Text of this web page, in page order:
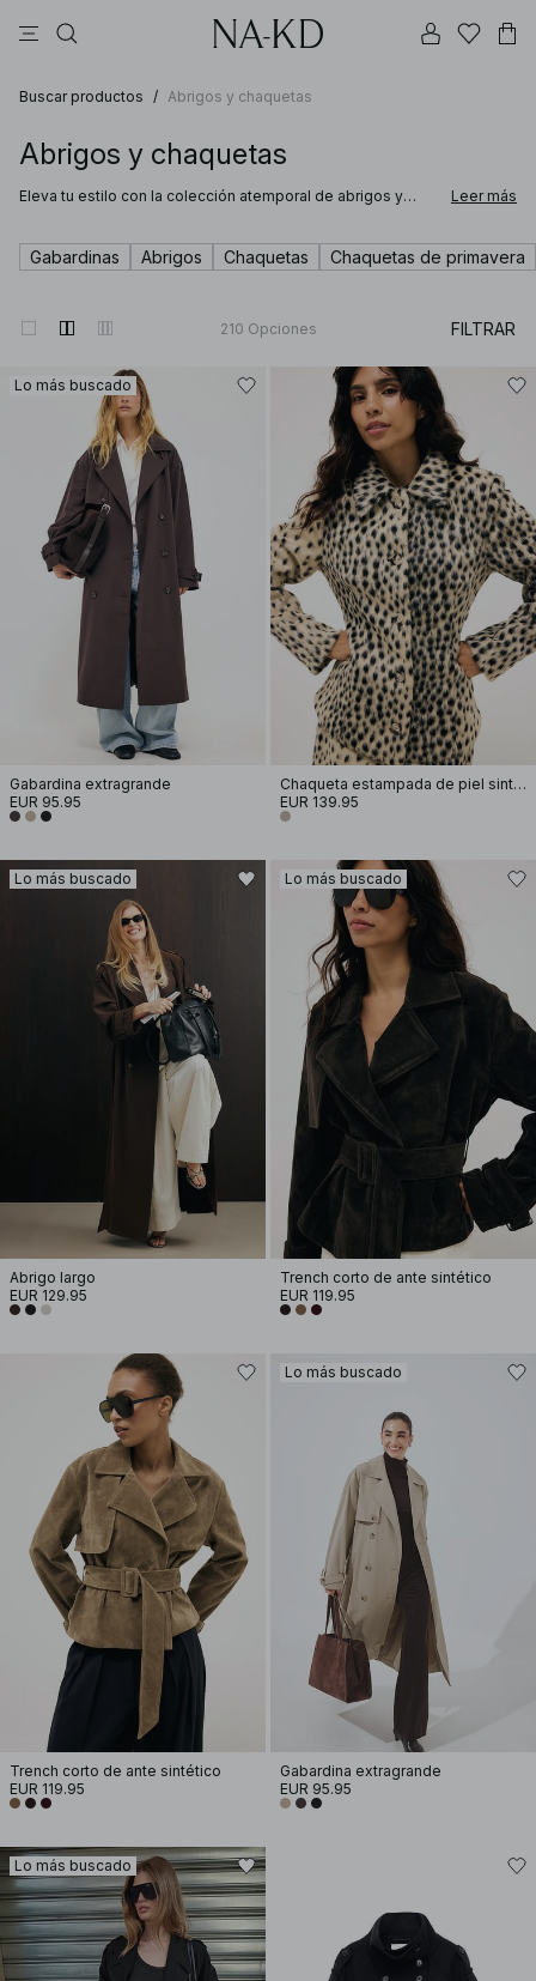
Buscar productos / Abrigos y chaquetas
Abrigos y chaquetas
Eleva tu estilo con la colección atemporal de abrigos y
como abrigos largos de mezcla de lana con solapas de
muesca características o chaquetas sherpa de tendencia,
Leer más
Gabardinas Abrigos Chaquetas Chaquetas de primavera
210 Opciones FILTRAR
Lo más buscado
Gabardina extragrande
EUR 95.95
Chaqueta estampada de piel sintética
EUR 139.95
Lo más buscado
Abrigo largo
EUR 129.95
Lo más buscado
Trench corto de ante sintético
EUR 119.95
Trench corto de ante sintético
EUR 119.95
Lo más buscado
Gabardina extragrande
EUR 95.95
Lo más buscado